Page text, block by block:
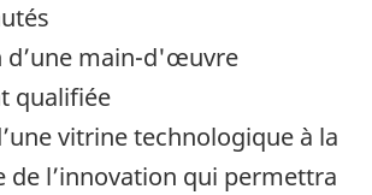
d’une main-d'œuvre
qualifiée
vitrine technologique à la
de l’innovation qui permettra